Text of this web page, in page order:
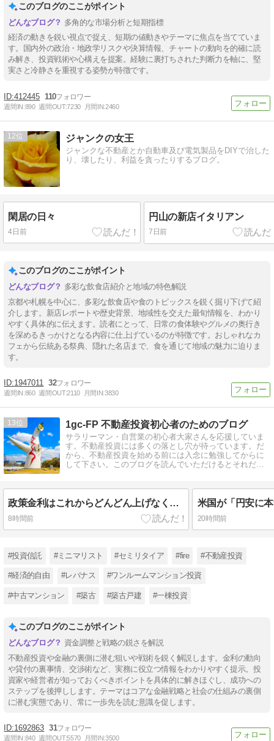
このブログのここがポイント
多角的な市場分析と短期指標
経済の動きを鋭い視点で捉え、短期の値動きやテーマに焦点を当てていま
す。国内外の政治・地政学リスクや決算情報、チャートの動向を的確に読
み解き、投資戦術や心構えを提案。経験に裏打ちされた判断力を軸に、堅
実さと冷静さを重視する姿勢が特徴です。
412445 110
週間IN:890 週間OUT:7230 月間IN:2460
12 ジャンクの女王
ジャンクな不動産とか自動車及び電気製品をDIYで治した
り、壊したり、利益を貪ったりするブログ。
閑居の日々
4日前
円山の新店イタリアン
7日前
このブログのここがポイント
多彩な飲食店紹介と地域の特色解説
京都や札幌を中心に、多彩な飲食店や食のトピックスを鋭く掘り下げて紹
介します。新店レポートや歴史背景、地域性を交えた最旬情報を、わかり
やすく具体的に伝えます。読者にとって、日常の食体験やグルメの奥行き
を深めるきっかけとなる内容に仕上げているのが特徴です。おしゃれなカ
フェから伝統ある祭典、隠れた名店まで、食を通じて地域の魅力に迫りま
す。
1947011 32
週間IN:860 週間OUT:2110 月間IN:3830
13 1gc-FP 不動産投資初心者のためのブログ
サラリーマン・自営業の初心者大家さんを応援していま
す。不動産投資には多くの落とし穴が待っています。だ
から、不動産投資を始める前には入念に勉強してからに
して下さい。このブログを読んでいただけるとそれだけ
政策金利はこれからどんどん上げなくては為替レートの問題もあり避けられない！50年前より実質円安…
8時間前 20時間前
#投資信託 #ミニマリスト #セミリタイア #fire #不動産投資
#経済的自由 #レバナス #ワンルームマンション投資
#中古マンション #築古 #築古戸建 #一棟投資
このブログのここがポイント
資金調整と戦略の鋭さを解説
不動産投資や金融の裏側に潜む狙いや戦術を鋭く解説します。金利の動向
や貸付の裏事情、交渉術など、実務に役立つ情報をわかりやすく提示。投
資家や経営者が知っておくべきポイントを具体的に解きほぐし、成功への
ステップを後押しします。テーマはコアな金融戦略と社会の仕組みの裏側
に潜む実態であり、常に一歩先を読む意識を促します。
1692863 31
週間IN:840 週間OUT:5570 月間IN:3500